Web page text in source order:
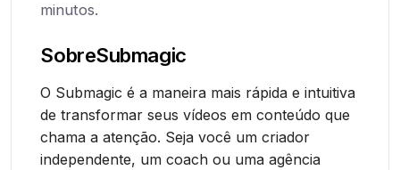
minutos.
SobreSubmagic
O Submagic é a maneira mais rápida e intuitiva
de transformar seus vídeos em conteúdo que
chama a atenção. Seja você um criador
independente, um coach ou uma agência